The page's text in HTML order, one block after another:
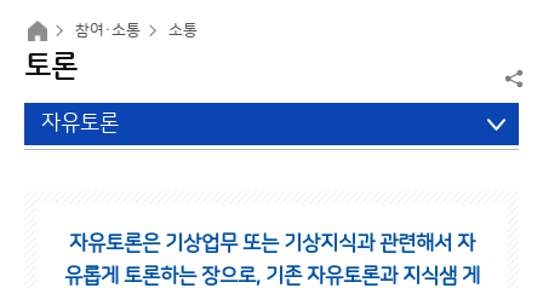
참여·소통 소통
토론
자유토론
자유토론은 기상업무 또는 기상지식과 관련해서 자
유롭게 토론하는 장으로, 기존 자유토론과 지식샘 게